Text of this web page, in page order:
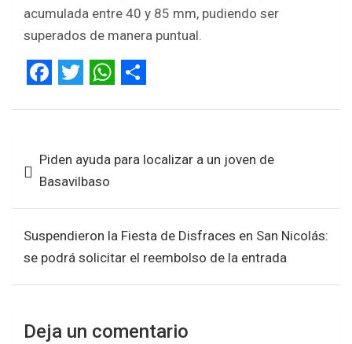
acumulada entre 40 y 85 mm, pudiendo ser
superados de manera puntual.
e
o
o
t
r
a
t
p
r
de Piden ayuda para localizar a un joven de
Basavilbaso
Suspendieron la Fiesta de Disfraces en San Nicolás:
se podrá solicitar el reembolso de la entrada
Deja un comentario